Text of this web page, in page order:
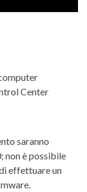
Center
saranno
non è possibile
effettuare un